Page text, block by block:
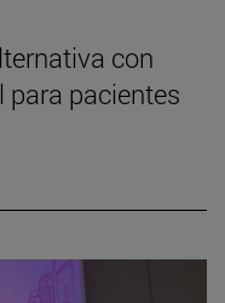
con
pacientes